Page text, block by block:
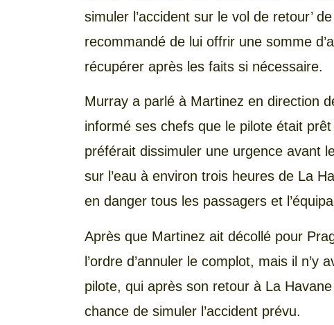
simuler l’accident sur le vol de retour’
recommandé de lui offrir une somme
récupérer après les faits si nécessaire.
Murray a parlé à Martinez en direction
informé ses chefs que le pilote était
préférait dissimuler une urgence avant
sur l’eau à environ trois heures de La
en danger tous les passagers et
Après que Martinez ait décollé pour
l’ordre d’annuler le complot, mais il
pilote, qui après son retour à La
chance de simuler l’accident prévu.